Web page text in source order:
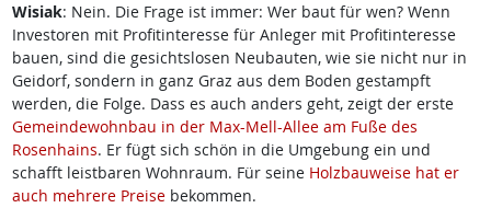
Wisiak: Nein. Die Frage ist immer: Wer baut für wen? Wenn
Investoren mit Profitinteresse für Anleger mit Profitinteresse
bauen, sind die gesichtslosen Neubauten, wie sie nicht nur in
Geidorf, sondern in ganz Graz aus dem Boden gestampft
werden, die Folge. Dass es auch anders geht, zeigt der erste
Gemeindewohnbau in der Max-Mell-Allee am Fuße des
Rosenhains. Er fügt sich schön in die Umgebung ein und
schafft leistbaren Wohnraum. Für seine Holzbauweise hat er
auch mehrere Preisebekommen.